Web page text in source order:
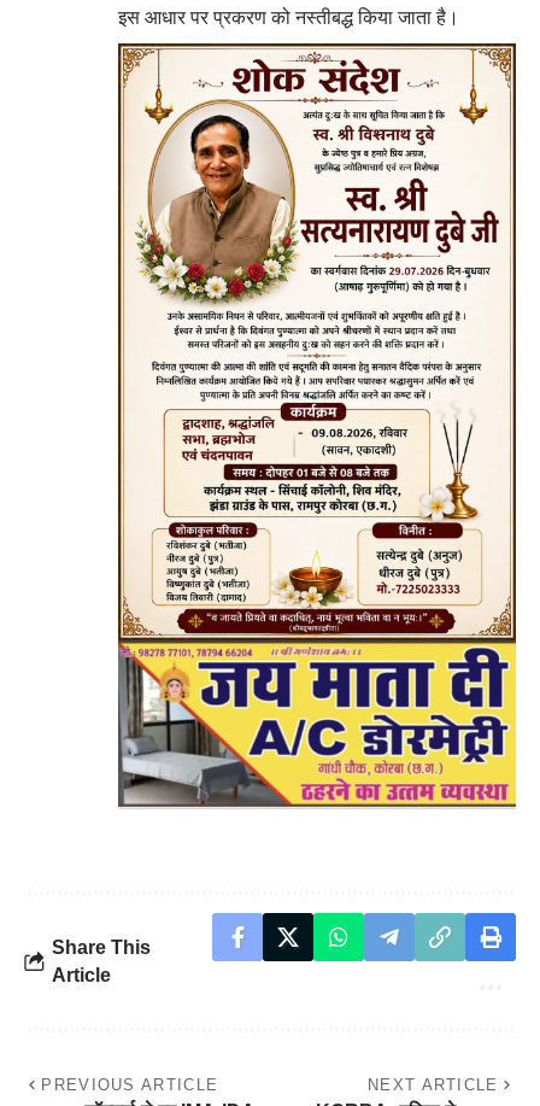
इस आधार पर प्रकरण को नस्तीबद्ध किया जाता है।
Share This
Article
PREVIOUS ARTICLE NEXT ARTICLE